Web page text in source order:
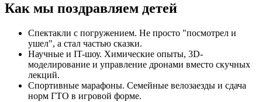
Как мы поздравляем детей
Спектакли с погружением. Не просто "посмотрел и
ушел", а стал частью сказки.
Научные и IT-шоу. Химические опыты, 3D-
моделирование и управление дронами вместо скучных
лекций.
Спортивные марафоны. Семейные велозаезды и сдача
норм ГТО в игровой форме.